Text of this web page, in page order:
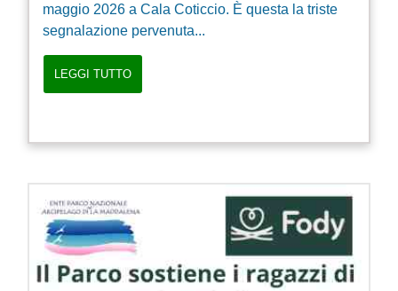
maggio 2026 a Cala Coticcio. È questa la triste
segnalazione pervenuta...
LEGGI TUTTO